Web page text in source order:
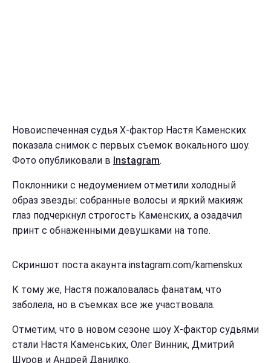
Новоиспеченная судья Х-фактор Настя Каменских
показала снимок с первых съемок вокального шоу.
Фото опубликовали в Instagram.
Поклонники с недоумением отметили холодный
образ звезды: собранные волосы и яркий макияж
глаз подчеркнул строгость Каменских, а озадачил
принт с обнаженными девушками на топе.
Скриншот поста акаунта instagram.com/kamenskux
К тому же, Настя пожаловалась фанатам, что
заболела, но в съемках все же участвовала.
Отметим, что в новом сезоне шоу Х-фактор судьями
стали Настя Каменських, Олег Винник, Дмитрий
Шуров и Андрей Данилко.